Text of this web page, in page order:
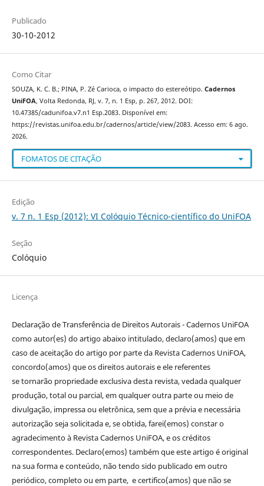
Publicado
30-10-2012
Como Citar
SOUZA, K. C. B.; PINA, P. Zé Carioca, o impacto do estereótipo. Cadernos
UniFOA, Volta Redonda, RJ, v. 7, n. 1 Esp, p. 267, 2012. DOI:
10.47385/cadunifoa.v7.n1 Esp.2083. Disponível em:
https://revistas.unifoa.edu.br/cadernos/article/view/2083. Acesso em: 6 ago.
2026.
FOMATOS DE CITAÇÃO
Edição
v. 7 n. 1 Esp (2012): VI Colóquio Técnico-científico do UniFOA
Seção
Colóquio
Licença
Declaração de Transferência de Direitos Autorais - Cadernos UniFOA
como autor(es) do artigo abaixo intitulado, declaro(amos) que em
caso de aceitação do artigo por parte da Revista Cadernos UniFOA,
concordo(amos) que os direitos autorais e ele referentes
se tornarão propriedade exclusiva desta revista, vedada qualquer
produção, total ou parcial, em qualquer outra parte ou meio de
divulgação, impressa ou eletrônica, sem que a prévia e necessária
autorização seja solicitada e, se obtida, farei(emos) constar o
agradecimento à Revista Cadernos UniFOA, e os créditos
correspondentes. Declaro(emos) também que este artigo é original
na sua forma e conteúdo, não tendo sido publicado em outro
periódico, completo ou em parte, e certifico(amos) que não se